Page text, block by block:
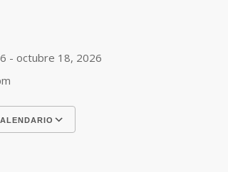
- octubre 18, 2026